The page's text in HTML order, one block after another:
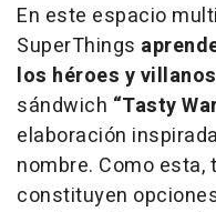
En este espacio
SuperThings
los héroes y
sándwich “Tasty
elaboración
nombre. Como
constituyen